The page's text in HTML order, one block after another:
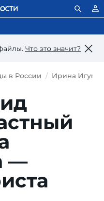
Что это значит?
в России Ирина
—